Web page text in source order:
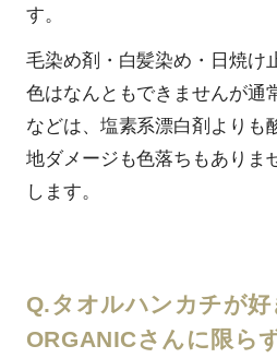
す。
毛染め剤・白髪染め・日焼け
色はなんともできませんが通
などは、塩素系漂白剤よりも
地ダメージも色落ちもありま
します。
Q.タオルハンカチが
ORGANICさんに限ら